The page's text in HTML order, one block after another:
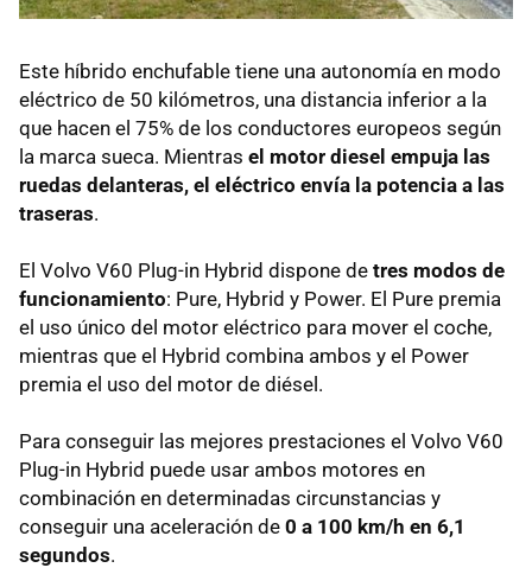
Este híbrido enchufable tiene una autonomía en modo
eléctrico de 50 kilómetros, una distancia inferior a la
que hacen el 75% de los conductores europeos según
la marca sueca. Mientras el motor diesel empuja las
ruedas delanteras, el eléctrico envía la potencia a las
traseras.
El Volvo V60 Plug-in Hybrid dispone de tres modos de
funcionamiento: Pure, Hybrid y Power. El Pure premia
el uso único del motor eléctrico para mover el coche,
mientras que el Hybrid combina ambos y el Power
premia el uso del motor de diésel.
Para conseguir las mejores prestaciones el Volvo V60
Plug-in Hybrid puede usar ambos motores en
combinación en determinadas circunstancias y
conseguir una aceleración de 0 a 100 km/h en 6,1
segundos.